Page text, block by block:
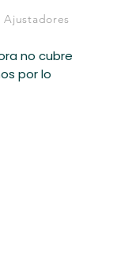
Ajustadores
no cubre
por lo